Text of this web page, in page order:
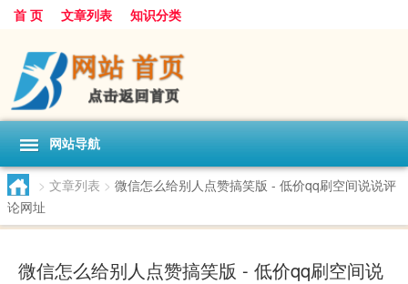
首 页 文章列表 知识分类
网站导航
> 文章列表 > 微信怎么给别人点赞搞笑版 - 低价qq刷空间说说评
论网址
微信怎么给别人点赞搞笑版 - 低价qq刷空间说